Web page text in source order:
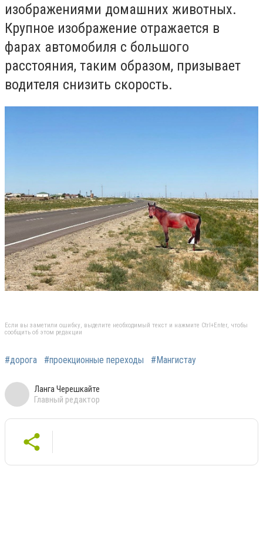
изображениями домашних животных.
Крупное изображение отражается в
фарах автомобиля с большого
расстояния, таким образом, призывает
водителя снизить скорость.
Если вы заметили ошибку, выделите необходимый текст и нажмите Ctrl+Enter, чтобы
сообщить об этом редакции
#дорога #проекционные переходы #Мангистау
Ланга Черешкайте
Главный редактор